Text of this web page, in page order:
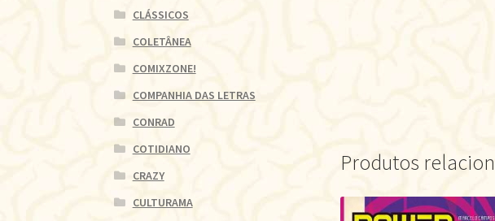
Produtos
CLÁSSICOS
COLETÂNEA
COMIXZONE!
COMPANHIA DAS LETRAS
CONRAD
COTIDIANO
CRAZY
CULTURAMA